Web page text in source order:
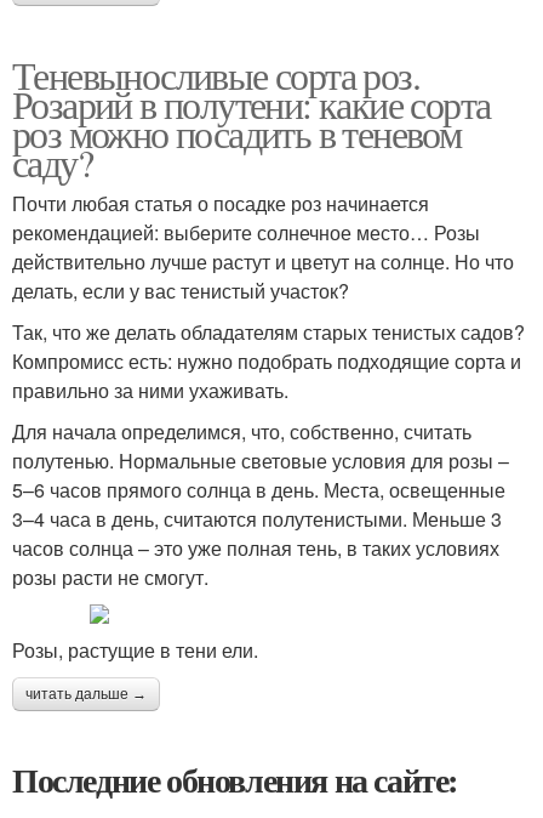
Теневыносливые сорта роз.
Розарий в полутени: какие сорта
роз можно посадить в теневом
саду?
Почти любая статья о посадке роз начинается
рекомендацией: выберите солнечное место… Розы
действительно лучше растут и цветут на солнце. Но что
делать, если у вас тенистый участок?
Так, что же делать обладателям старых тенистых садов?
Компромисс есть: нужно подобрать подходящие сорта и
правильно за ними ухаживать.
Для начала определимся, что, собственно, считать
полутенью. Нормальные световые условия для розы –
5–6 часов прямого солнца в день. Места, освещенные
3–4 часа в день, считаются полутенистыми. Меньше 3
часов солнца – это уже полная тень, в таких условиях
розы расти не смогут.
Розы, растущие в тени ели.
читать дальше →
Последние обновления на сайте: